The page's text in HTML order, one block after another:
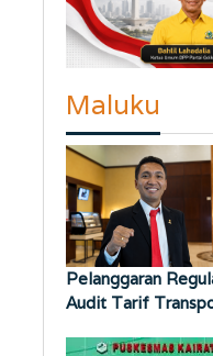
Maluku
Pelanggaran
Audit Tarif